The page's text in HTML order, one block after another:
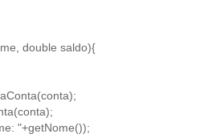
double saldo){
"+getNome());